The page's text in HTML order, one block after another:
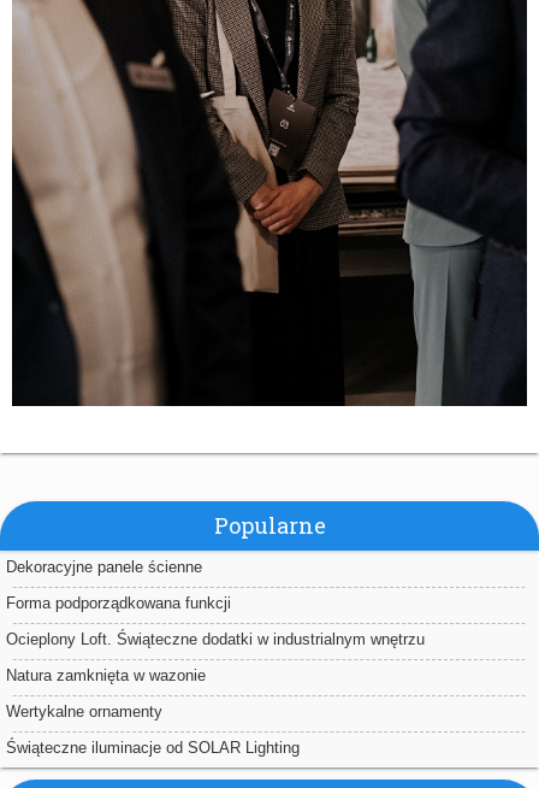
Popularne
Dekoracyjne panele ścienne
Forma podporządkowana funkcji
Ocieplony Loft. Świąteczne dodatki w industrialnym wnętrzu
Natura zamknięta w wazonie
Wertykalne ornamenty
Świąteczne iluminacje od SOLAR Lighting